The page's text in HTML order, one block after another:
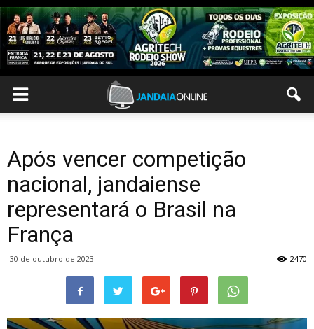
Após vencer competição
nacional, jandaiense
representará o Brasil na
França
30 de outubro de 2023 2470